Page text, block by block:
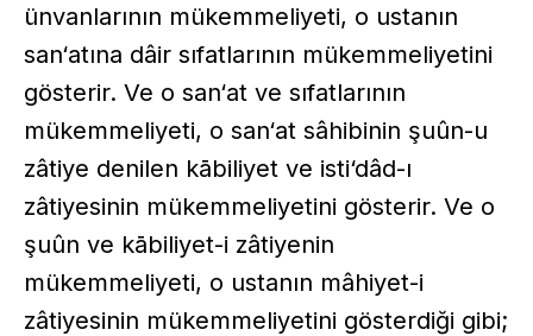
ünvanlarının mükemmeliyeti, o ustanın
san‘atına dâir sıfatlarının mükemmeliyetini
gösterir. Ve o san‘at ve sıfatlarının
mükemmeliyeti, o san‘at sâhibinin şuûn-u
zâtiye denilen kābiliyet ve isti‘dâd-ı
zâtiyesinin mükemmeliyetini gösterir. Ve o
şuûn ve kābiliyet-i zâtiyenin
mükemmeliyeti, o ustanın mâhiyet-i
zâtiyesinin mükemmeliyetini gösterdiği gibi;